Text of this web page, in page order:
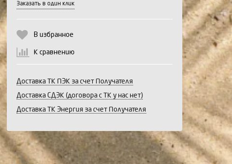
Заказать в один клик
В избранное
К сравнению
Доставка ТК ПЭК за счет Получателя
Доставка СДЭК (договора с ТК у нас нет)
Доставка ТК Энергия за счет Получателя